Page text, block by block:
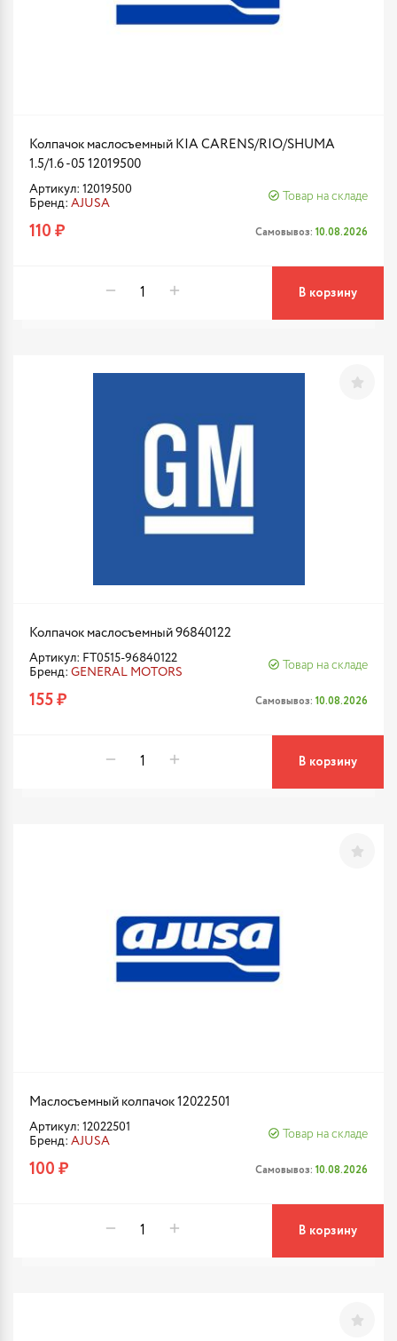
Колпачок маслосъемный KIA CARENS/RIO/SHUMA
1.5/1.6 -05 12019500
Артикул: 12019500
Бренд: AJUSA
Товар на складе
110 ₽ Самовывоз: 10.08.2026
В корзину
Колпачок маслосъемный 96840122
Артикул: FT0515-96840122
Бренд: GENERAL MOTORS
Товар на складе
155 ₽ Самовывоз: 10.08.2026
В корзину
Маслосъемный колпачок 12022501
Артикул: 12022501
Бренд: AJUSA
Товар на складе
100 ₽ Самовывоз: 10.08.2026
В корзину